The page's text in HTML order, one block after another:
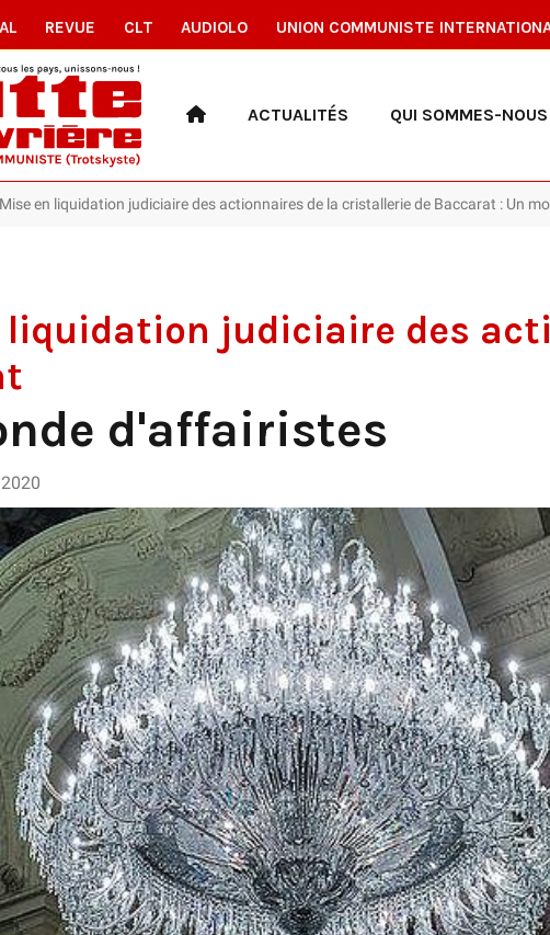
REVUE CLT AUDIOLO UNION COMMUNISTE
ACTUALITÉS QUI SOMMES-
Mise en liquidation judiciaire des actionnaires de la cristallerie de Baccarat : Un
liquidation judiciaire des
d'affairistes